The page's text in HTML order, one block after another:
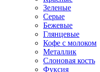
Зеленые
Серые
Бежевые
Глянцевые
Кофе с молоком
Металлик
Слоновая кость
Фуксия